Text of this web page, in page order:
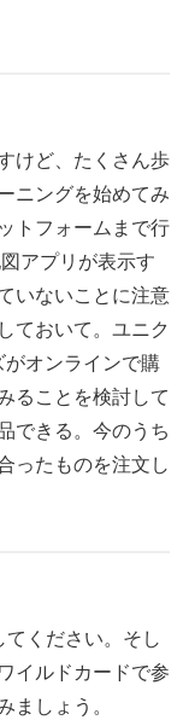
けど、たくさん歩
ニングを始めてみ
トフォームまで行
アプリが表示す
いないことに注意
ておいて。ユニク
がオンラインで購
ることを検討して
できる。今のうち
ったものを注文し
てください。そし
イルドカードで参
ましょう。